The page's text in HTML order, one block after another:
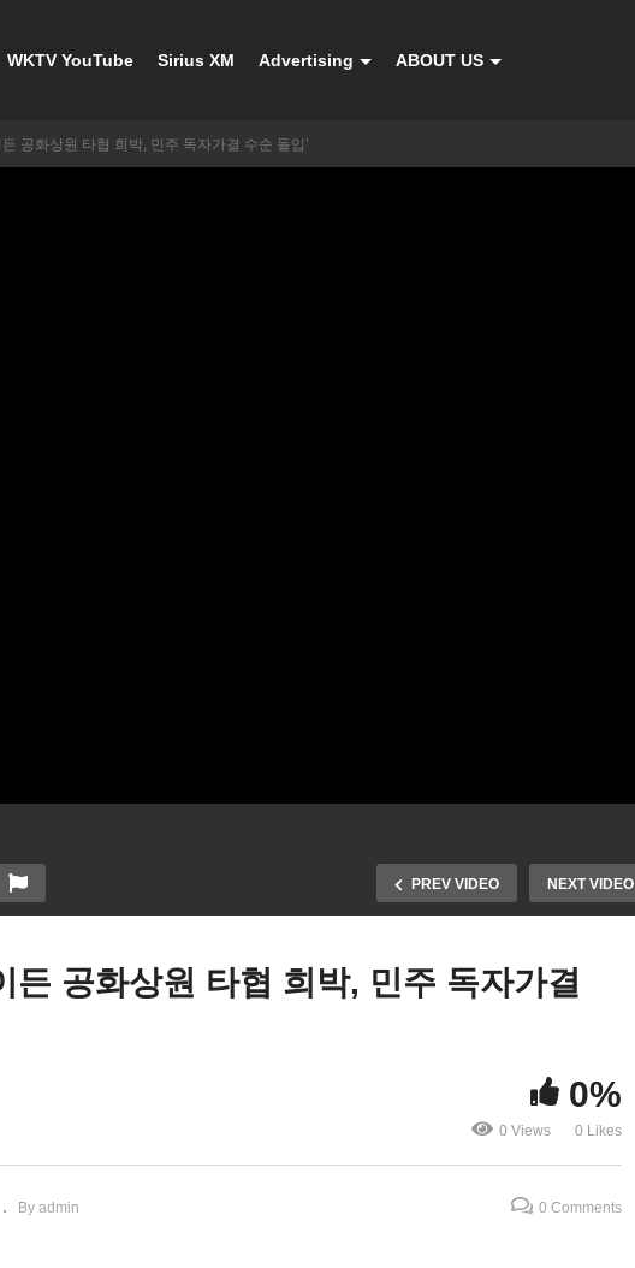
WKTV YouTube Sirius XM Advertising ABOUT US
공화상원 타협 희박, 민주 독자가결 수순 돌입’
PREV VIDEO NEXT VIDEO
든 공화상원 타협 희박, 민주 독자가결
0%
0 Views 0 Likes
By admin 0 Comments